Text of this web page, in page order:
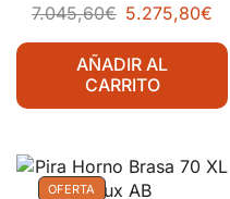
7.045,60€ 5.275,80€
AÑADIR AL
CARRITO
OFERTA